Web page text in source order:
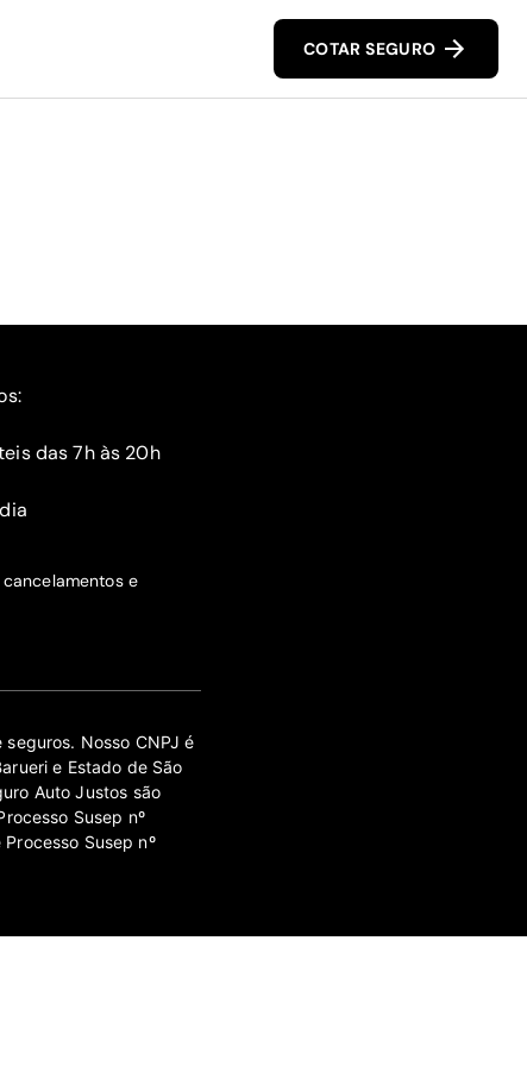
COTAR SEGURO
das 7h às 20h
e
Nosso CNPJ é
e Estado de São
Auto Justos são
Susep nº
Susep nº